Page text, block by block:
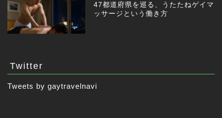
47都道府県を巡る、うたたねゲイマ
ッサージという働き方
Twitter
Tweets by gaytravelnavi